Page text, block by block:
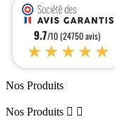
9.7/10 (24750 avis)
★★★★★
Nos Produits
Nos Produits  